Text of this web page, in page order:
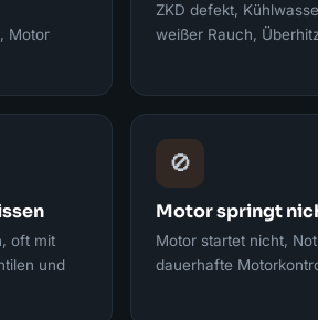
Motor
ZKD defekt,
weißer Rauch,
oft mit
und
🚫
Motor springt
Motor startet nicht,
dauerhafte